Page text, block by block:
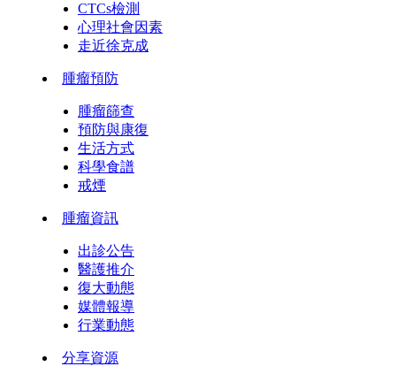
CTCs檢測
心理社會因素
走近徐克成
腫瘤預防
腫瘤篩查
預防與康復
生活方式
科學食譜
戒煙
腫瘤資訊
出診公告
醫護推介
復大動態
媒體報導
行業動態
分享資源